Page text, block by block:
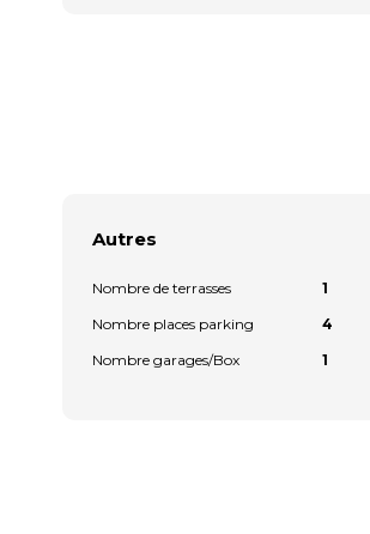
Autres
Nombre de terrasses
1
Nombre places parking
4
Nombre garages/Box
1